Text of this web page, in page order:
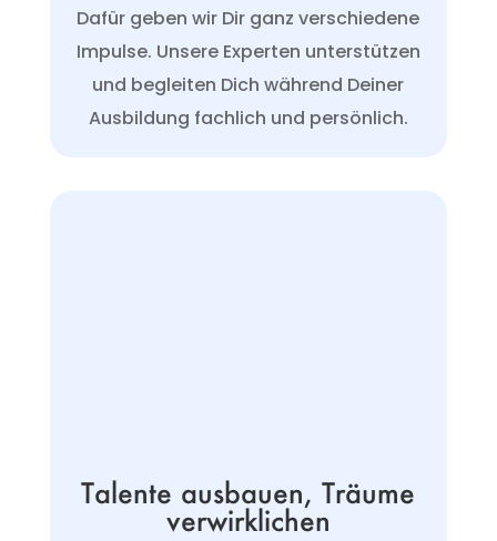
Dafür geben wir Dir ganz verschiedene
Impulse. Unsere Experten unterstützen
und begleiten Dich während Deiner
Ausbildung fachlich und persönlich.
Talente ausbauen, Träume
verwirklichen